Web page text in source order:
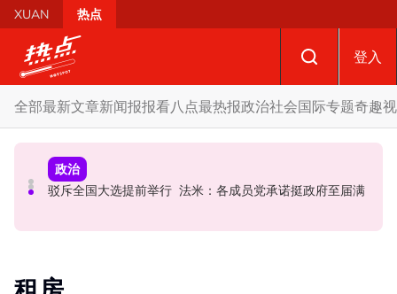
Skip to main content
XUAN 热点
登入
全部最新文章新闻报报看八点最热报政治社会国际专题奇趣
国际
AI电影沦“反面教材”？ 狮城本土电影公司国庆献礼掀网民
政治
要求安华解释为何冻结MyKHAS权限 5蓝眼议员: 改革不是
政治
驳斥全国大选提前举行 法米：各成员党承诺挺政府至届满